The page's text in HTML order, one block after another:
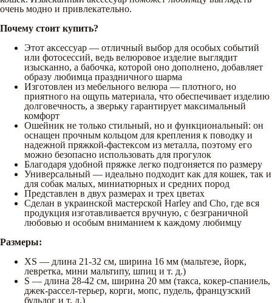
очень модно и привлекательно.
Почему стоит купить?
Этот аксессуар — отличный выбор для особых событий
или фотосессий, ведь велюровое изделие выглядит
изысканно, а бабочка, которой оно дополнено, добавляет
образу любимца праздничного шарма
Изготовлен из мебельного велюра — плотного, но
приятного на ощупь материала, что обеспечивает изделию
долговечность, а зверьку гарантирует максимальный
комфорт
Ошейник не только стильный, но и функциональный: он
оснащен прочным кольцом для крепления к поводку и
надежной пряжкой-фастексом из металла, поэтому его
можно безопасно использовать для прогулок
Благодаря удобной пряжке легко подгоняется по размеру
Универсальный — идеально подходит как для кошек, так и
для собак малых, миниатюрных и средних пород
Представлен в двух размерах и трех цветах
Сделан в украинской мастерской Harley and Cho, где вся
продукция изготавливается вручную, с безграничной
любовью и особым вниманием к каждому любимцу
Размеры:
XS — длина 21-32 см, ширина 16 мм (мальтезе, йорк,
левретка, мини мальтипу, шпиц и т. д.)
S — длина 28-42 см, ширина 20 мм (такса, кокер-спаниель,
джек-рассел-терьер, корги, мопс, пудель, французский
бульдог и т. д.)